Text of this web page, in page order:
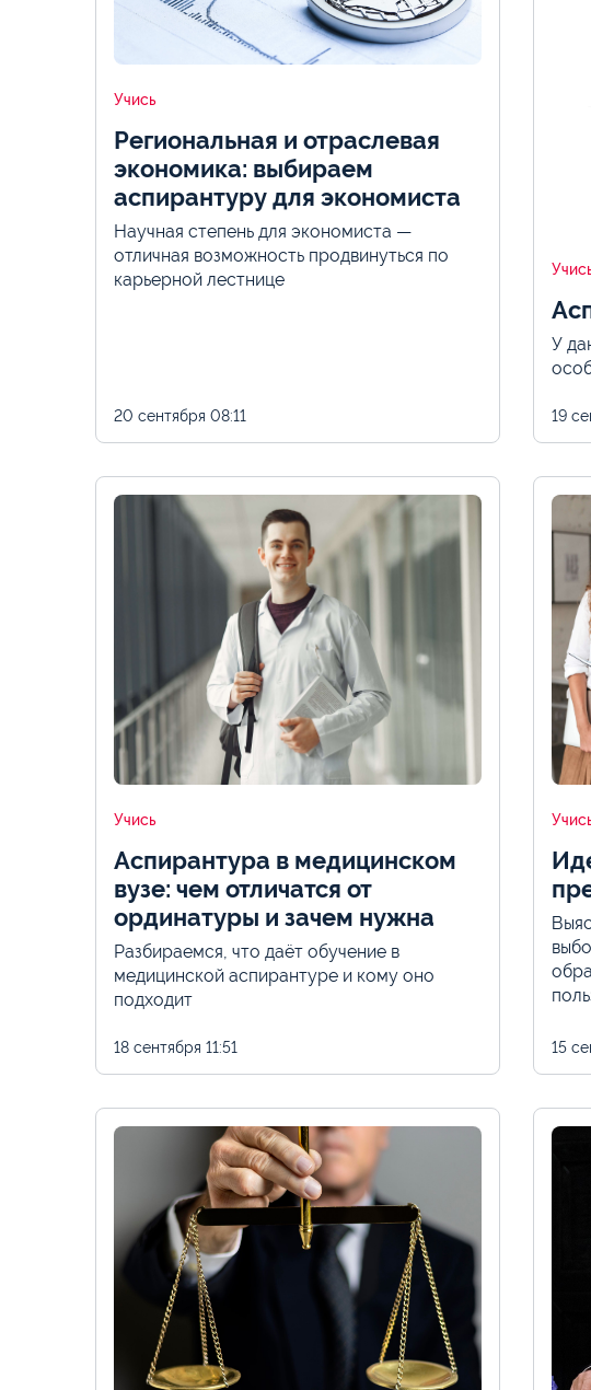
Учись
Региональная и отраслевая
экономика: выбираем
аспирантуру для экономиста
Научная степень для экономиста —
отличная возможность продвинуться по
карьерной лестнице
20 сентября 08:11
У
19
Учись
Аспирантура в медицинском
вузе: чем отличатся от
ординатуры и зачем нужна
Разбираемся, что даёт обучение в
медицинской аспирантуре и кому оно
подходит
18 сентября 11:51 15